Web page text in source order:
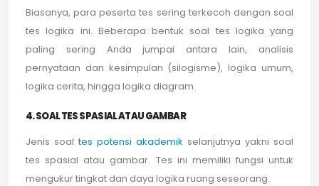
Biasanya, para peserta tes sering terkecoh dengan soal
tes logika ini. Beberapa bentuk soal tes logika yang
paling sering Anda jumpai antara lain, analisis
pernyataan dan kesimpulan (silogisme), logika umum,
logika cerita, hingga logika diagram.
4. SOAL TES SPASIAL ATAU GAMBAR
Jenis soaltes potensi akademik selanjutnya yakni soal
tes spasial atau gambar. Tes ini memiliki fungsi untuk
mengukur tingkat dan daya logika ruang seseorang.